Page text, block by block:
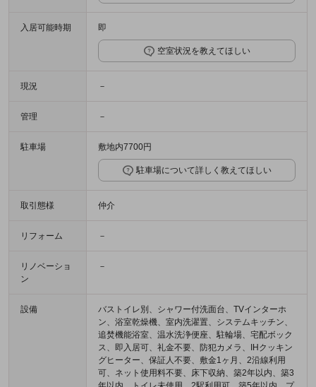
入居可能時期 即
空室状況を教えてほしい
現況 －
管理 －
駐車場 敷地内7700円
駐車場について詳しく教えてほしい
取引態様 仲介
リフォーム －
リノベーショ
ン
－
設備
バストイレ別、シャワー付洗面台、TVインターホ
ン、浴室乾燥機、室内洗濯置、システムキッチン、
追焚機能浴室、温水洗浄便座、駐輪場、宅配ボック
ス、即入居可、礼金不要、防犯カメラ、IHクッキン
グヒーター、保証人不要、敷金1ヶ月、2沿線利用
可、ネット使用料不要、床下収納、築2年以内、築3